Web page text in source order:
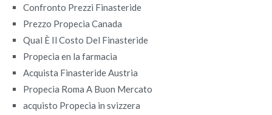
Confronto Prezzi Finasteride
Prezzo Propecia Canada
Qual È Il Costo Del Finasteride
Propecia en la farmacia
Acquista Finasteride Austria
Propecia Roma A Buon Mercato
acquisto Propecia in svizzera